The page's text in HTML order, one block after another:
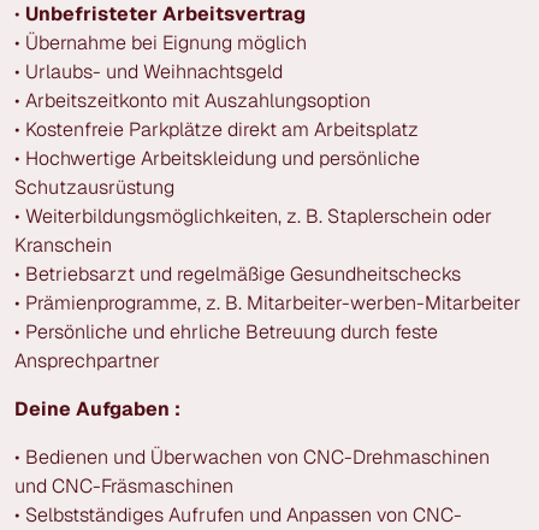
• Unbefristeter Arbeitsvertrag
• Übernahme bei Eignung möglich
• Urlaubs- und Weihnachtsgeld
• Arbeitszeitkonto mit Auszahlungsoption
• Kostenfreie Parkplätze direkt am Arbeitsplatz
• Hochwertige Arbeitskleidung und persönliche
Schutzausrüstung
• Weiterbildungsmöglichkeiten, z. B. Staplerschein oder
Kranschein
• Betriebsarzt und regelmäßige Gesundheitschecks
• Prämienprogramme, z. B. Mitarbeiter-werben-Mitarbeiter
• Persönliche und ehrliche Betreuung durch feste
Ansprechpartner
Deine Aufgaben :
• Bedienen und Überwachen von CNC-Drehmaschinen
und CNC-Fräsmaschinen
• Selbstständiges Aufrufen und Anpassen von CNC-